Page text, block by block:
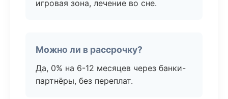
игровая зона, лечение во сне.
Можно ли в рассрочку?
Да, 0% на 6-12 месяцев через банки-
партнёры, без переплат.